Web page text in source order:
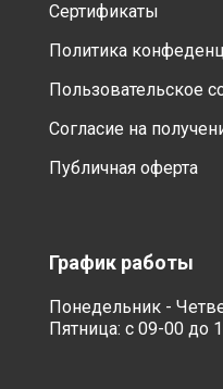
Сертификаты
Политика
Пользовательское
Согласие на
Публичная оферта
График работы
Понедельник -
Пятница: с 09-00 до